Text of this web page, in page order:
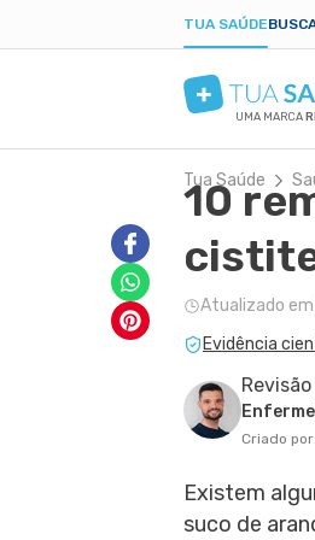
TUA SAÚDE
UMA MARCA
SINTOMAS
EXAMES
VIDA ÍNTIMA
SAÚDE DO
PRIMEIROS
DIETAS
JEJUM
DIETA DUKAN
GRAVIDEZ
EXERCÍCIO NA
DESCONFORTOS
SAÚDE MENTAL
ANSIEDADE
DEPRESSÃO
TDAH
BORDERLINE
FOBIAS
Tua Saúde
10
Atualizado
Evidência
Criado por:
Existem
suco de